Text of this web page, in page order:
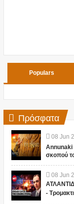
Populars
Πρόσφατα
08 Jun
Annunaki
σκοπού
08 Jun
-